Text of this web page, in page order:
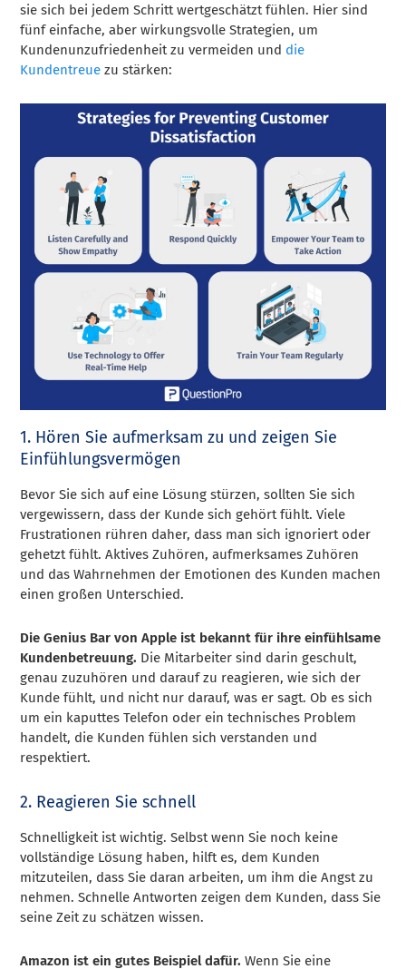
sie sich bei jedem Schritt wertgeschätzt fühlen. Hier sind
fünf einfache, aber wirkungsvolle Strategien, um
Kundenunzufriedenheit zu vermeiden und die
Kundentreue zu stärken:
1. Hören Sie aufmerksam zu und zeigen Sie
Einfühlungsvermögen
Bevor Sie sich auf eine Lösung stürzen, sollten Sie sich
vergewissern, dass der Kunde sich gehört fühlt. Viele
Frustrationen rühren daher, dass man sich ignoriert oder
gehetzt fühlt. Aktives Zuhören, aufmerksames Zuhören
und das Wahrnehmen der Emotionen des Kunden machen
einen großen Unterschied.
Die Genius Bar von Apple ist bekannt für ihre einfühlsame
Kundenbetreuung. Die Mitarbeiter sind darin geschult,
genau zuzuhören und darauf zu reagieren, wie sich der
Kunde fühlt, und nicht nur darauf, was er sagt. Ob es sich
um ein kaputtes Telefon oder ein technisches Problem
handelt, die Kunden fühlen sich verstanden und
respektiert.
2. Reagieren Sie schnell
Schnelligkeit ist wichtig. Selbst wenn Sie noch keine
vollständige Lösung haben, hilft es, dem Kunden
mitzuteilen, dass Sie daran arbeiten, um ihm die Angst zu
nehmen. Schnelle Antworten zeigen dem Kunden, dass Sie
seine Zeit zu schätzen wissen.
Amazon ist ein gutes Beispiel dafür. Wenn Sie eine